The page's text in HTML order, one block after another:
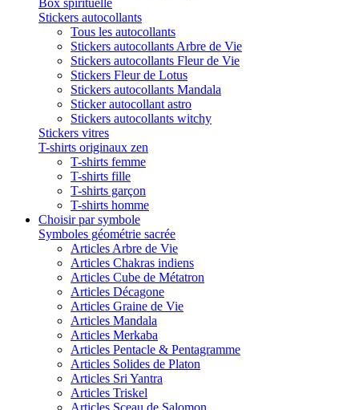
Box spirituelle
Stickers autocollants
Tous les autocollants
Stickers autocollants Arbre de Vie
Stickers autocollants Fleur de Vie
Stickers Fleur de Lotus
Stickers autocollants Mandala
Sticker autocollant astro
Stickers autocollants witchy
Stickers vitres
T-shirts originaux zen
T-shirts femme
T-shirts fille
T-shirts garçon
T-shirts homme
Choisir par symbole
Symboles géométrie sacrée
Articles Arbre de Vie
Articles Chakras indiens
Articles Cube de Métatron
Articles Décagone
Articles Graine de Vie
Articles Mandala
Articles Merkaba
Articles Pentacle & Pentagramme
Articles Solides de Platon
Articles Sri Yantra
Articles Triskel
Articles Sceau de Salomon